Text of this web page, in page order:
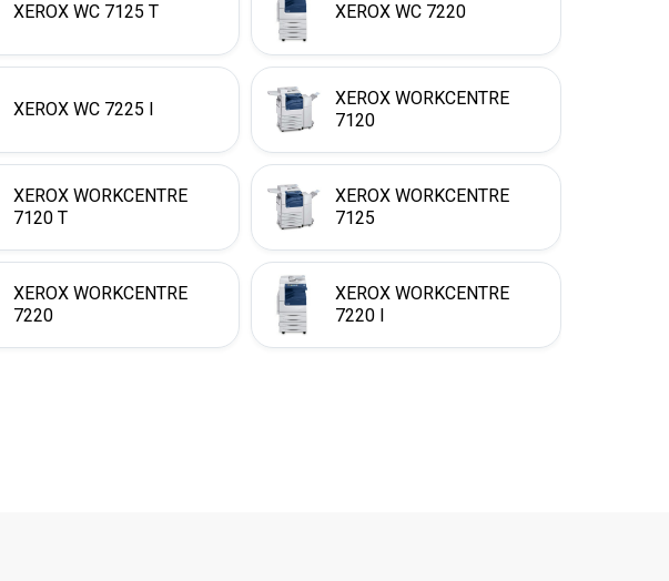
XEROX WC 7125 T XEROX WC 7220
XEROX WC 7225 I
XEROX WORKCENTRE
7120
XEROX WORKCENTRE
7120 T
XEROX WORKCENTRE
7125
XEROX WORKCENTRE
7220
XEROX WORKCENTRE
7220 I